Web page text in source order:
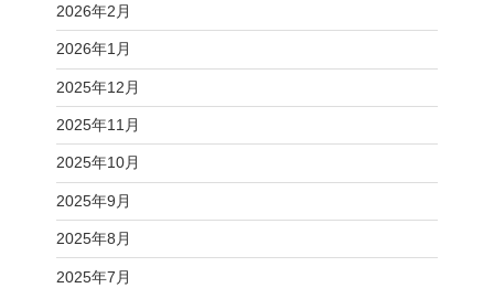
2026年2月
2026年1月
2025年12月
2025年11月
2025年10月
2025年9月
2025年8月
2025年7月